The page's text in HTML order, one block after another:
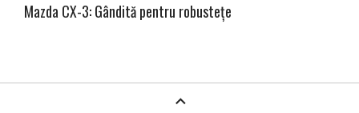
Mazda CX-3: Gândită pentru robustețe